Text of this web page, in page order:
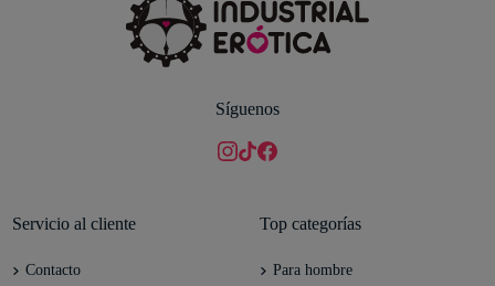
Síguenos
Servicio al cliente
Contacto
Top categorías
Para hombre